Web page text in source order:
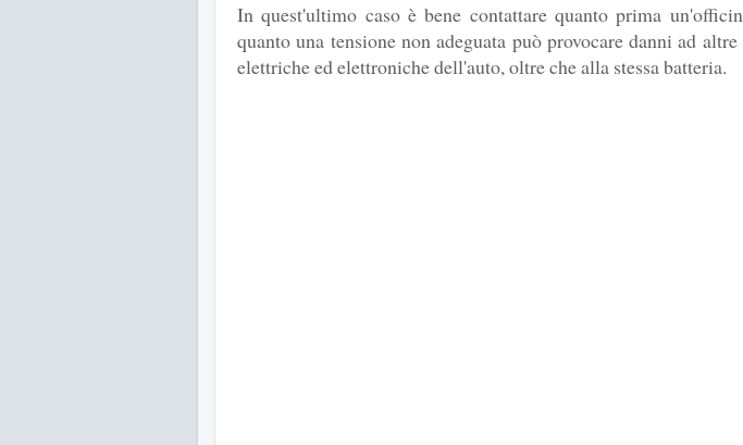
In quest'ultimo caso è bene contattare quanto prima
quanto una tensione non adeguata può provocare danni ad
elettriche ed elettroniche dell'auto, oltre che alla stessa batteria.